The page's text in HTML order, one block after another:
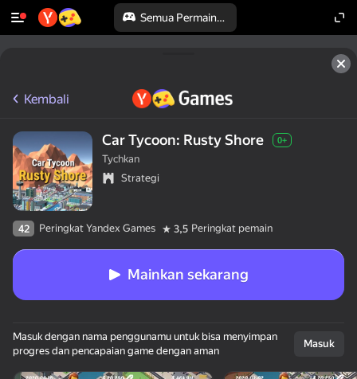
Semua Permainan
Kembali
Car Tycoon: Rusty Shore 0+
Tychkan
Strategi
42 Peringkat Yandex Games 3,5 Peringkat pemain
Mainkan sekarang
Masuk dengan nama penggunamu untuk bisa menyimpan
progres dan pencapaian game dengan aman
Masuk